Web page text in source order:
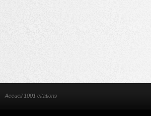
Accueil 1001 citations